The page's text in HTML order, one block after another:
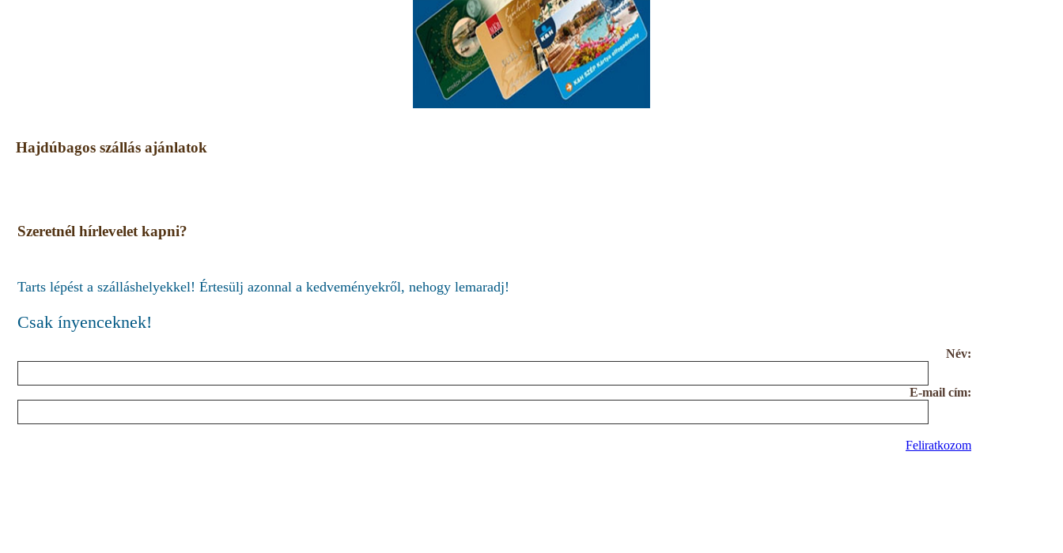
Hajdúbagos szállás ajánlatok
Szeretnél hírlevelet kapni?
Tarts lépést a szálláshelyekkel! Értesülj azonnal a kedveményekről, nehogy lemaradj!
Csak ínyenceknek!
Név:
E-mail cím:
Feliratkozom